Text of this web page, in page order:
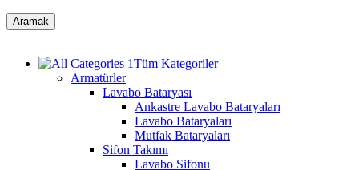
Aramak
Tüm Kategoriler
Armatürler
Lavabo Bataryası
Ankastre Lavabo Bataryaları
Lavabo Bataryaları
Mutfak Bataryaları
Sifon Takımı
Lavabo Sifonu